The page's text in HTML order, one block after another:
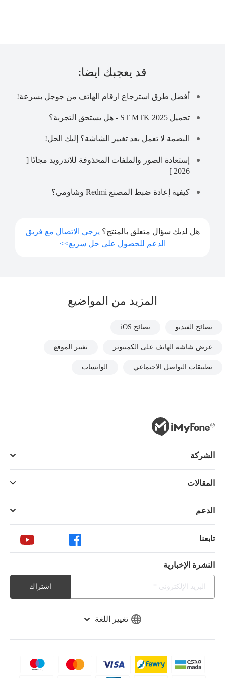
قد يعجبك ايضا:
أفضل طرق استرجاع ارقام الهاتف من جوجل بسرعة!
تحميل ST MTK 2025 - هل يستحق التجربة؟
البصمة لا تعمل بعد تغيير الشاشة؟ إليك الحل!
إستعادة الصور والملفات المحذوفة للاندرويد مجانًا [
2026 ]
كيفية إعادة ضبط المصنع Redmi وشاومي؟
هل لديك سؤال متعلق بالمنتج؟ يرجى الاتصال مع فريق
الدعم للحصول على حل سريع>>
المزيد من المواضيع
نصائح الفيديو نصائح iOS
عرض شاشة الهاتف على الكمبيوتر تغيير الموقع
تطبيقات التواصل الاجتماعي الواتساب
تغيير اللغة
الشركة
المقالات
الدعم
تابعنا
النشرة الإخبارية
اشتراك